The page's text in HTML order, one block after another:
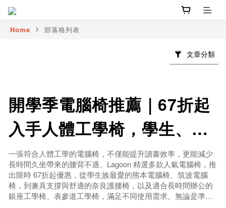
Home 部落格列表
文章分類
開學季電腦椅推薦｜67折起
入手人體工學椅，學生、上
班族一次滿足！
一張符合人體工學的電腦椅，不僅能提升讀書效率，更能減少
長時間久坐帶來的腰背不適。Lagoon 精選多款人氣電腦椅，推
出限時 67折起優惠，從學生族最愛的熊本電腦椅、筑波電腦
椅，到兼具支撐與舒適的奈良護腰椅，以及適合長時間辦公的
銀座工學椅、表參道工學椅，滿足不同使用需求。無論是準備